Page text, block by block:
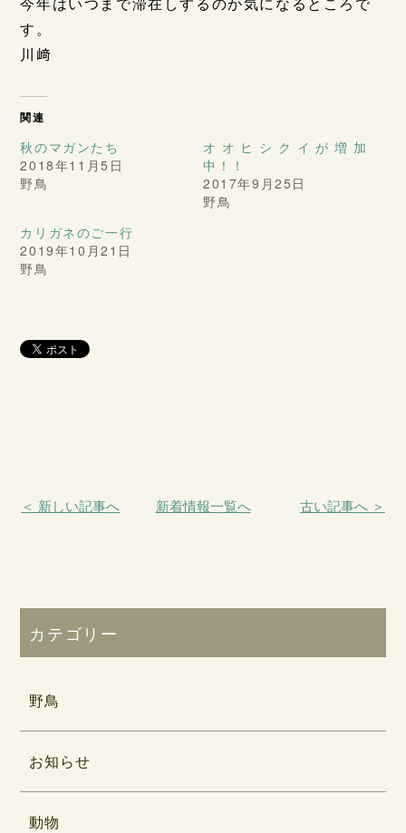
す。
川﨑
関連
秋のマガンたち
2018年11月5日
野鳥
オオヒシクイが増加
中！！
2017年9月25日
野鳥
カリガネのご一行
2019年10月21日
野鳥
＜ 新しい記事へ 新着情報一覧へ 古い記事へ ＞
カテゴリー
野鳥
お知らせ
動物